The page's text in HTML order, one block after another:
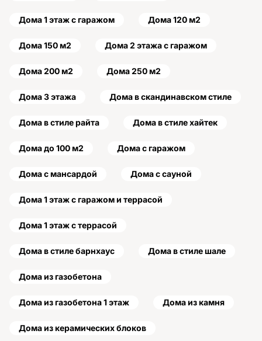
Дома 1 этаж с гаражом Дома 120 м2
Дома 150 м2 Дома 2 этажа с гаражом
Дома 200 м2 Дома 250 м2
Дома 3 этажа Дома в скандинавском стиле
Дома в стиле райта Дома в стиле хайтек
Дома до 100 м2 Дома с гаражом
Дома с мансардой Дома с сауной
Дома 1 этаж с гаражом и террасой
Дома 1 этаж с террасой
Дома в стиле барнхаус Дома в стиле шале
Дома из газобетона
Дома из газобетона 1 этаж Дома из камня
Дома из керамических блоков